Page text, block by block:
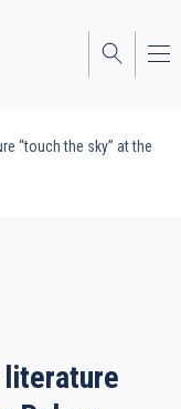
“touch the sky” at the